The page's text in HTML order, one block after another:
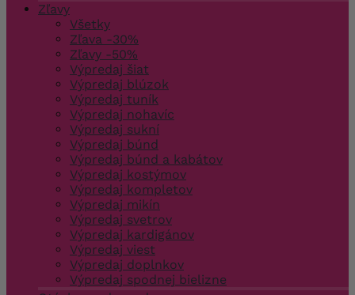
Zľavy
Všetky
Zľava -30%
Zľavy -50%
Výpredaj šiat
Výpredaj blúzok
Výpredaj tuník
Výpredaj nohavíc
Výpredaj sukní
Výpredaj búnd
Výpredaj búnd a kabátov
Výpredaj kostýmov
Výpredaj kompletov
Výpredaj mikín
Výpredaj svetrov
Výpredaj kardigánov
Výpredaj viest
Výpredaj doplnkov
Výpredaj spodnej bielizne